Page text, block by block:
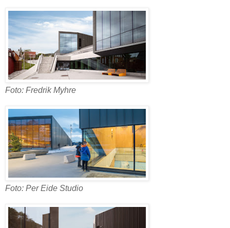
Foto: Fredrik Myhre
Foto: Per Eide Studio